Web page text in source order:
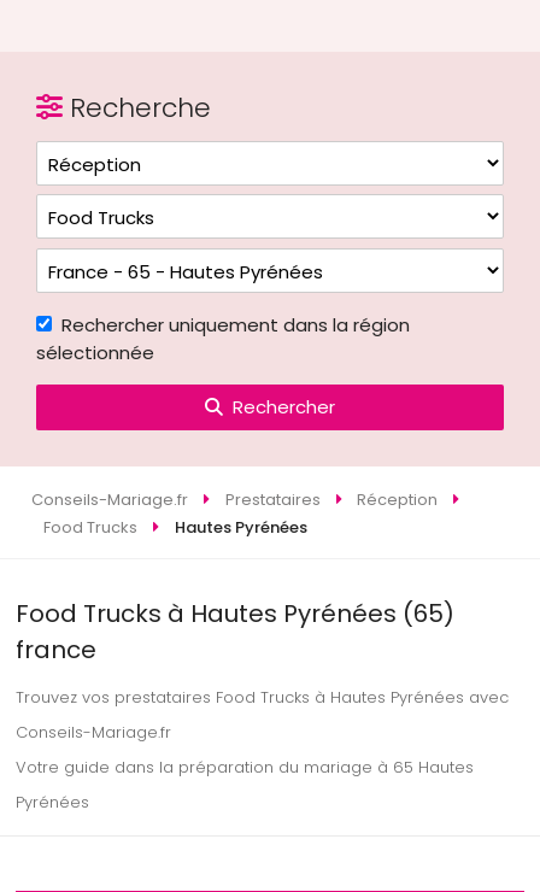
Recherche
Rechercher uniquement dans la région
sélectionnée
Rechercher
Conseils-Mariage.fr Prestataires
Réception
Food Trucks
Hautes Pyrénées
Food Trucks à Hautes Pyrénées (65)
france
Trouvez vos prestataires Food Trucks à Hautes Pyrénées avec
Conseils-Mariage.fr
Votre guide dans la préparation du mariage à 65 Hautes
Pyrénées